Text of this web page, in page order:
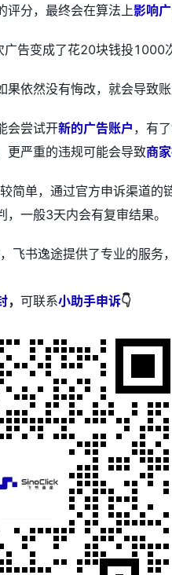
评分，最终会在算法上影响
告变成了花20块钱投1000
依然没有悔改，就会导致账
会尝试开新的广告账户 ，有
更严重的违规可能会导致商
简单，通过官方申诉渠道
一般3天内会有复审结果。
飞书逸途提供了专业的服务
， 可联系小助手申诉👇